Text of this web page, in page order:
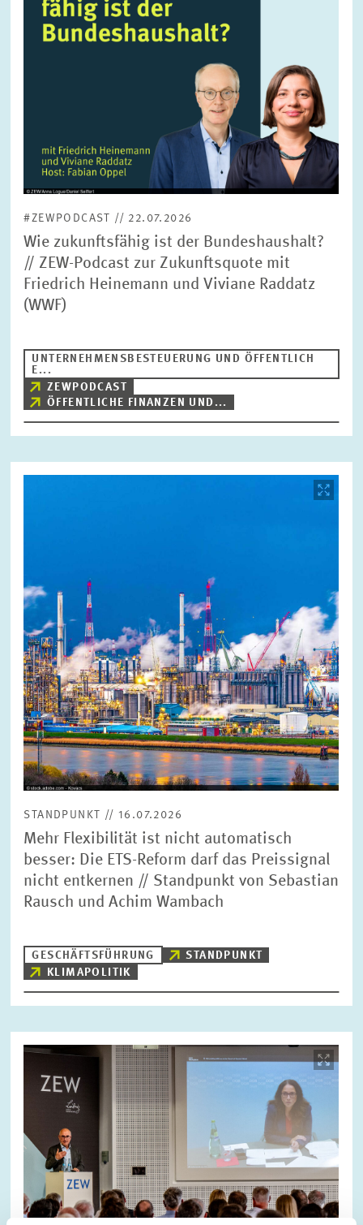
#ZEWPODCAST // 22.07.2026
Wie zukunftsfähig ist der Bundeshaushalt?
// ZEW-Podcast zur Zukunftsquote mit
Friedrich Heinemann und Viviane Raddatz
(WWF)
UNTERNEHMENSBESTEUERUNG UND ÖFFENTLICH
E...
ZEWPODCAST
ÖFFENTLICHE FINANZEN UND...
STANDPUNKT // 16.07.2026
Mehr Flexibilität ist nicht automatisch
besser: Die ETS-Reform darf das Preissignal
nicht entkernen // Standpunkt von Sebastian
Rausch und Achim Wambach
GESCHÄFTSFÜHRUNG
STANDPUNKT
KLIMAPOLITIK
Bild
vergrößerter